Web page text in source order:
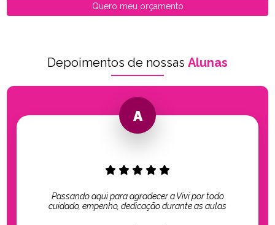
Quero meu orçamento
Depoimentos de nossas Alunas
Passando aqui para agradecer a Vivi por todo
cuidado, empenho, dedicação durante as aulas